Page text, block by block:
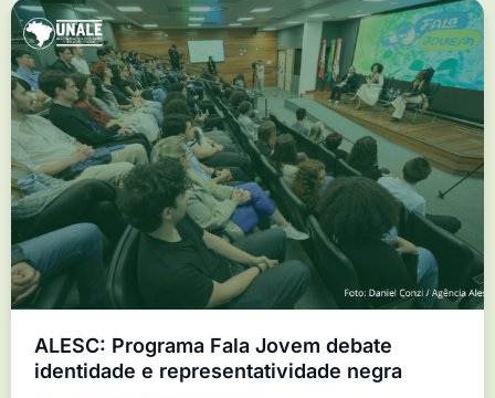
ALESC: Programa Fala Jovem debate
identidade e representatividade negra